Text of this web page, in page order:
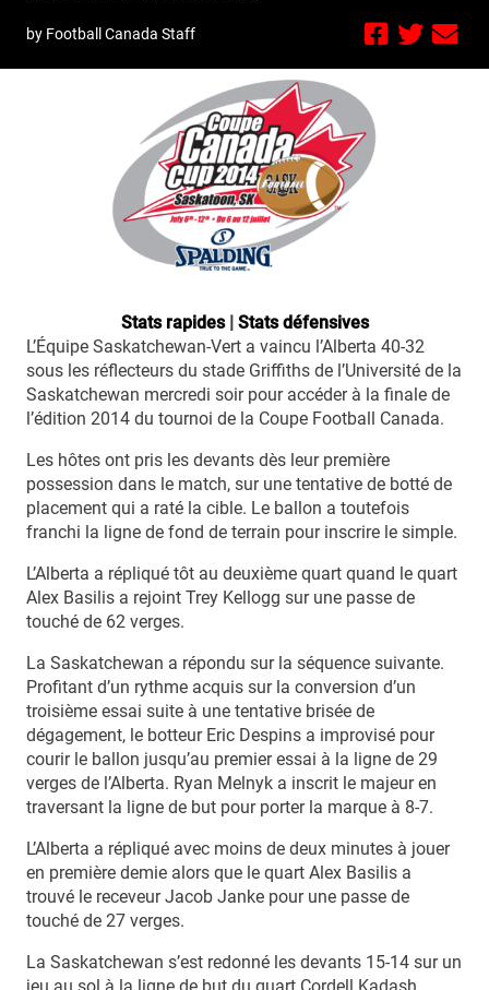
by Football Canada Staff
Stats rapides | Stats défensives
L’Équipe Saskatchewan-Vert a vaincu l’Alberta 40-32
sous les réflecteurs du stade Griffiths de l’Université de la
Saskatchewan mercredi soir pour accéder à la finale de
l’édition 2014 du tournoi de la Coupe Football Canada.
Les hôtes ont pris les devants dès leur première
possession dans le match, sur une tentative de botté de
placement qui a raté la cible. Le ballon a toutefois
franchi la ligne de fond de terrain pour inscrire le simple.
L’Alberta a répliqué tôt au deuxième quart quand le quart
Alex Basilis a rejoint Trey Kellogg sur une passe de
touché de 62 verges.
La Saskatchewan a répondu sur la séquence suivante.
Profitant d’un rythme acquis sur la conversion d’un
troisième essai suite à une tentative brisée de
dégagement, le botteur Eric Despins a improvisé pour
courir le ballon jusqu’au premier essai à la ligne de 29
verges de l’Alberta. Ryan Melnyk a inscrit le majeur en
traversant la ligne de but pour porter la marque à 8-7.
L’Alberta a répliqué avec moins de deux minutes à jouer
en première demie alors que le quart Alex Basilis a
trouvé le receveur Jacob Janke pour une passe de
touché de 27 verges.
La Saskatchewan s’est redonné les devants 15-14 sur un